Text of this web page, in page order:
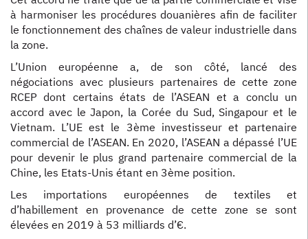
à harmoniser les procédures douanières afin de faciliter
le fonctionnement des chaînes de valeur industrielle dans
la zone.
L’Union européenne a, de son côté, lancé des
négociations avec plusieurs partenaires de cette zone
RCEP dont certains états de l’ASEAN et a conclu un
accord avec le Japon, la Corée du Sud, Singapour et le
Vietnam. L’UE est le 3ème investisseur et partenaire
commercial de l’ASEAN. En 2020, l’ASEAN a dépassé l’UE
pour devenir le plus grand partenaire commercial de la
Chine, les Etats-Unis étant en 3ème position.
Les importations européennes de textiles et
d’habillement en provenance de cette zone se sont
élevées en 2019 à 53 milliards d’€.